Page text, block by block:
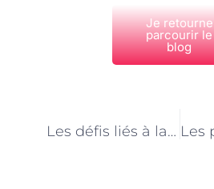
Je retourne
parcourir le
blog
Les défis liés à la gestion des plannings dans les agences d’aide à domicile à Paris